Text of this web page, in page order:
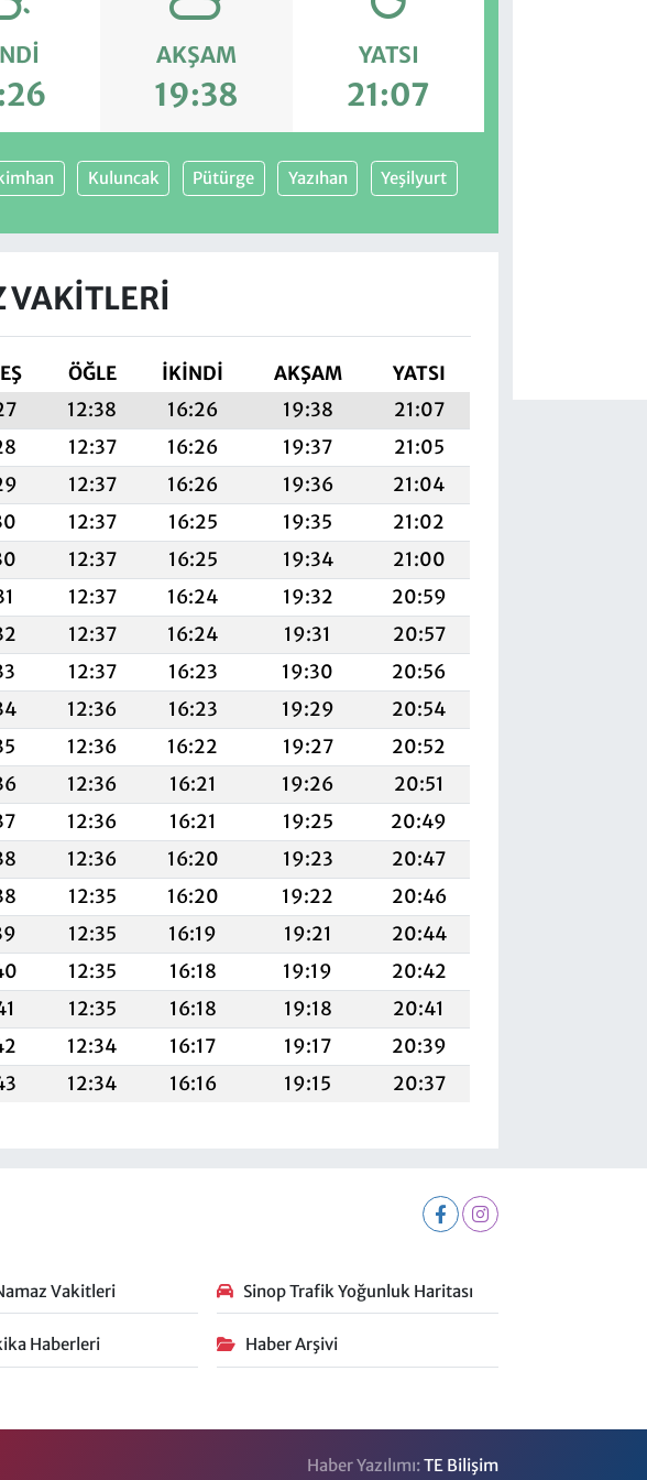
AKŞAM
19:38
YATSI
21:07
Kuluncak Pütürge Yazıhan Yeşilyurt
ÖĞLE İKINDI AKŞAM
YATSI
12:38 16:26 19:38
21:07
12:37 16:26 19:37
21:05
12:37 16:26 19:36
21:04
12:37 16:25 19:35
21:02
12:37 16:25 19:34
21:00
12:37 16:24 19:32
20:59
12:37 16:24 19:31
20:57
12:37 16:23 19:30
20:56
12:36 16:23 19:29
20:54
12:36 16:22 19:27
20:52
12:36 16:21 19:26
20:51
12:36 16:21 19:25
20:49
12:36 16:20 19:23
20:47
12:35 16:20 19:22
20:46
12:35 16:19 19:21
20:44
12:35 16:18 19:19
20:42
12:35 16:18 19:18
20:41
12:34 16:17 19:17
20:39
12:34 16:16 19:15 20:37
Vakitleri Sinop Trafik Yoğunluk Haritası
Haberleri Haber Arşivi
Haber Yazılımı:TE Bilişim